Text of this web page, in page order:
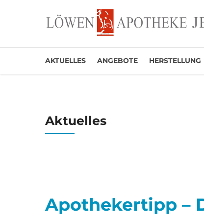
AKTUELLES ANGEBOTE HERSTELLUNG
Aktuelles
Apothekertipp –